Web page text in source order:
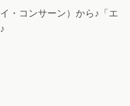
・コンサーン）から♪「エ